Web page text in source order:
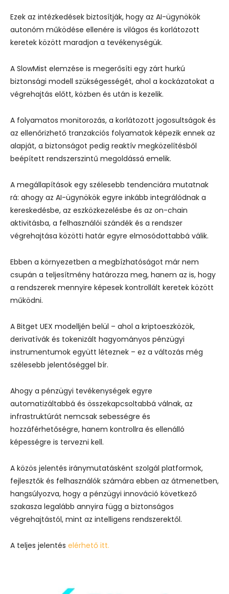
Ezek az intézkedések biztosítják, hogy az AI-ügynökök
autonóm működése ellenére is világos és korlátozott
keretek között maradjon a tevékenységük.
A SlowMist elemzése is megerősíti egy zárt hurkú
biztonsági modell szükségességét, ahol a kockázatokat a
végrehajtás előtt, közben és után is kezelik.
A folyamatos monitorozás, a korlátozott jogosultságok és
az ellenőrizhető tranzakciós folyamatok képezik ennek az
alapját, a biztonságot pedig reaktív megközelítésből
beépített rendszerszintű megoldássá emelik.
A megállapítások egy szélesebb tendenciára mutatnak
rá: ahogy az AI-ügynökök egyre inkább integrálódnak a
kereskedésbe, az eszközkezelésbe és az on-chain
aktivitásba, a felhasználói szándék és a rendszer
végrehajtása közötti határ egyre elmosódottabbá válik.
Ebben a környezetben a megbízhatóságot már nem
csupán a teljesítmény határozza meg, hanem az is, hogy
a rendszerek mennyire képesek kontrollált keretek között
működni.
A Bitget UEX modelljén belül – ahol a kriptoeszközök,
derivatívák és tokenizált hagyományos pénzügyi
instrumentumok együtt léteznek – ez a változás még
szélesebb jelentőséggel bír.
Ahogy a pénzügyi tevékenységek egyre
automatizáltabbá és összekapcsoltabbá válnak, az
infrastruktúrát nemcsak sebességre és
hozzáférhetőségre, hanem kontrollra és ellenálló
képességre is tervezni kell.
A közös jelentés iránymutatásként szolgál platformok,
fejlesztők és felhasználók számára ebben az átmenetben,
hangsúlyozva, hogy a pénzügyi innováció következő
szakasza legalább annyira függ a biztonságos
végrehajtástól, mint az intelligens rendszerektől.
A teljes jelentés elérhető itt.